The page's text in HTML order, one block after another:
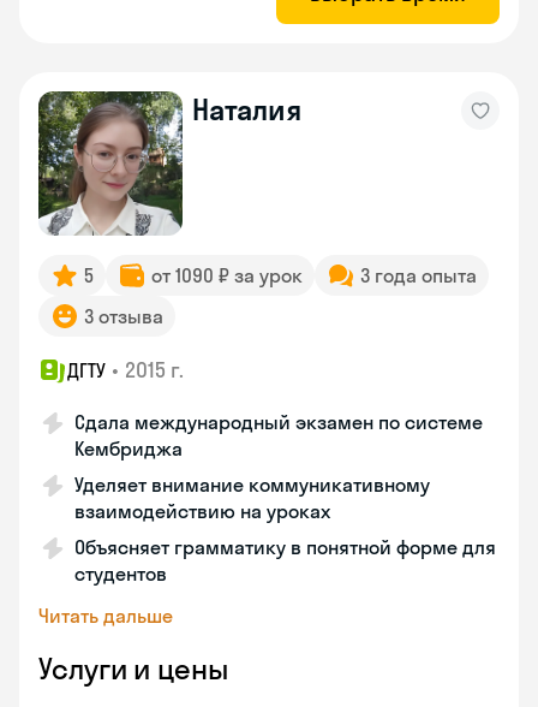
Наталия
5 от 1090 ₽ за урок
3 года опыта
3 отзыва
ДГТУ • 2015 г.
Сдала международный экзамен по системе
Кембриджа
Уделяет внимание коммуникативному
взаимодействию на уроках
Объясняет грамматику в понятной форме для
студентов
Читать дальше
Услуги и цены